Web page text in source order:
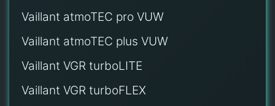
Vaillant atmoTEC pro VUW
Vaillant atmoTEC plus VUW
Vaillant VGR turboLITE
Vaillant VGR turboFLEX